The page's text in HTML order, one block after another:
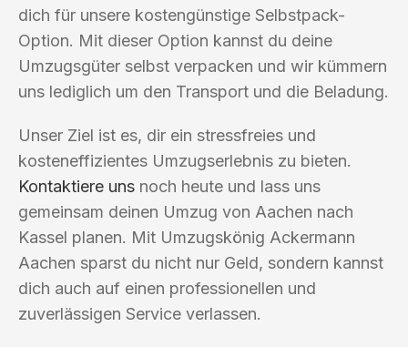
dich für unsere kostengünstige Selbstpack-
Option. Mit dieser Option kannst du deine
Umzugsgüter selbst verpacken und wir kümmern
uns lediglich um den Transport und die Beladung.
Unser Ziel ist es, dir ein stressfreies und
kosteneffizientes Umzugserlebnis zu bieten.
Kontaktiere uns noch heute und lass uns
gemeinsam deinen Umzug von Aachen nach
Kassel planen. Mit Umzugskönig Ackermann
Aachen sparst du nicht nur Geld, sondern kannst
dich auch auf einen professionellen und
zuverlässigen Service verlassen.